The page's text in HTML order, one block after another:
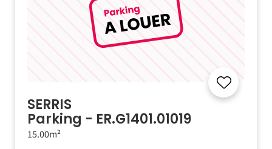
SERRIS
Parking - ER.G1401.01019
15.00m²